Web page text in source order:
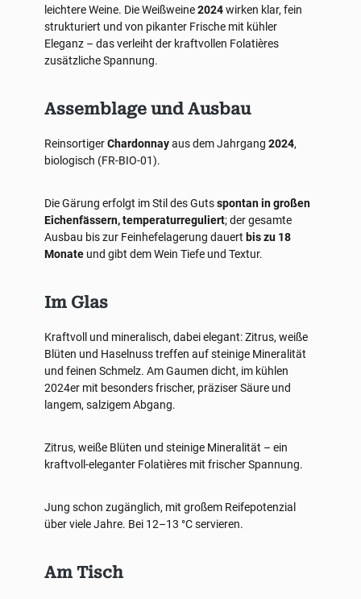
leichtere Weine. Die Weißweine2024wirken klar, fein
strukturiert und von pikanter Frische mit kühler
Eleganz – das verleiht der kraftvollen Folatières
zusätzliche Spannung.
Assemblage und Ausbau
ReinsortigerChardonnayaus dem Jahrgang 2024,
biologisch (FR-BIO-01).
Die Gärung erfolgt im Stil des Gutsspontan in großen
Eichenfässern, temperaturreguliert; der gesamte
Ausbau bis zur Feinhefelagerung dauert bis zu 18
Monate und gibt dem Wein Tiefe und Textur.
Im Glas
Kraftvoll und mineralisch, dabei elegant: Zitrus, weiße
Blüten und Haselnuss treffen auf steinige Mineralität
und feinen Schmelz. Am Gaumen dicht, im kühlen
2024er mit besonders frischer, präziser Säure und
langem, salzigem Abgang.
Zitrus, weiße Blüten und steinige Mineralität – ein
kraftvoll-eleganter Folatières mit frischer Spannung.
Jung schon zugänglich, mit großem Reifepotenzial
über viele Jahre. Bei 12–13 °C servieren.
Am Tisch